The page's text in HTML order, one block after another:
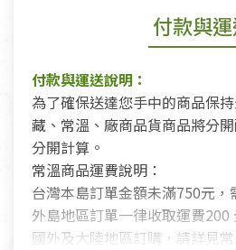
付款與
付款與運送說明：
為了確保送達您手中的商品保
藏、常溫、廠商品貨商品將分
分開計算。
常溫商品運費說明：
台灣本島訂單金額未滿750元，
外島地區訂單一律收取運費200
國外及大陸地區訂購，請詳見常